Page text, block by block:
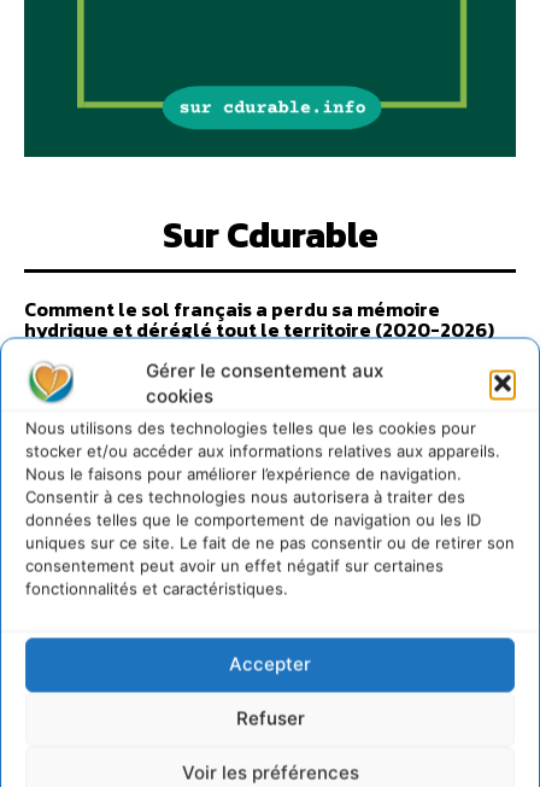
Gérer le consentement aux
cookies
Nous utilisons des technologies telles que les cookies pour
stocker et/ou accéder aux informations relatives aux appareils.
Nous le faisons pour améliorer l’expérience de navigation.
Consentir à ces technologies nous autorisera à traiter des
données telles que le comportement de navigation ou les ID
uniques sur ce site. Le fait de ne pas consentir ou de retirer son
consentement peut avoir un effet négatif sur certaines
fonctionnalités et caractéristiques.
Accepter
Refuser
Voir les préférences
Sur Cdurable
Comment le sol français a perdu sa mémoire
hydrique et déréglé tout le territoire (2020-2026)
2 août 2026
Développer notre attention aux espèces vivantes
non humaines avec les communs de Zoepolis
30 juillet 2026
Un kit citoyen pour lever les freins au
développement des forêts comestibles dans nos
villes
29 juillet 2026
L’éco-anxiété informe et l’éco-lucidité transforme
7 indicateurs pour des villes résilientes et durables,
adaptées au changement climatique
27 juillet 2026